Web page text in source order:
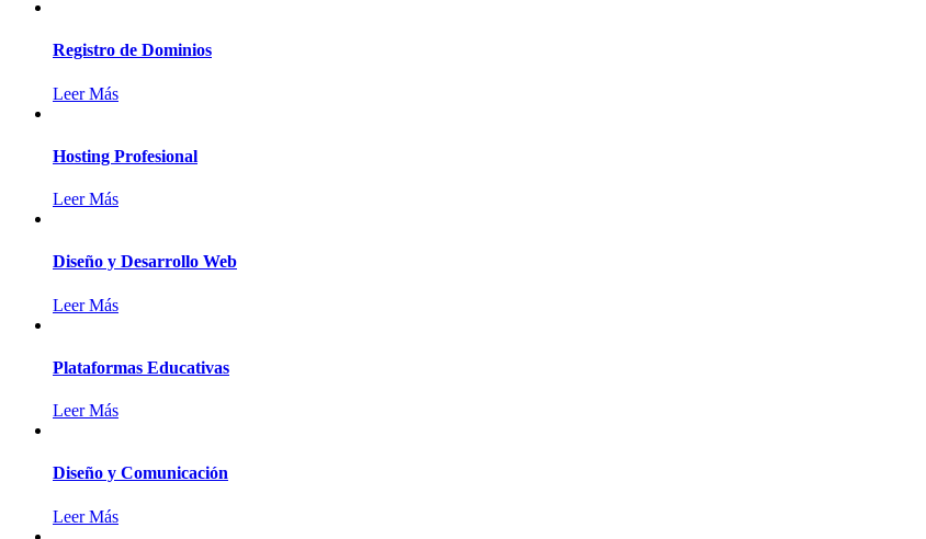
Registro de Dominios
Leer Más
Hosting Profesional
Leer Más
Diseño y Desarrollo Web
Leer Más
Plataformas Educativas
Leer Más
Diseño y Comunicación
Leer Más